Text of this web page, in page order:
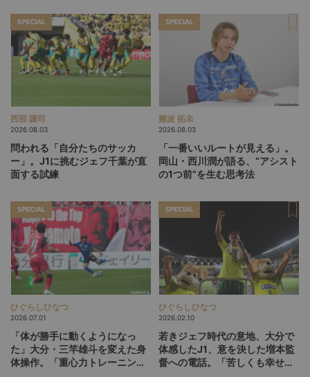
SPECIAL
西部 謙司
2026.08.03
問われる「自分たちのサッカ
ー」。J1に挑むジェフ千葉が直
面する試練
SPECIAL
難波 拓未
2026.08.03
「一番いいルートが見える」。
岡山・西川潤が語る、“アシスト
の1つ前”を生む思考法
SPECIAL
ひぐらしひなつ
2026.07.01
「体が勝手に動くようになっ
た」大分・三竿雄斗を変えた身
体操作。「重心力トレーニン
SPECIAL
ひぐらしひなつ
2026.02.10
若きジェフ時代の意地、大分で
体感したJ1、意を決した増本監
督への電話。「苦しくも幸せだ